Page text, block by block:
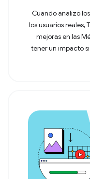
Cuando analizó
los usuarios reales,
mejoras en las
tener un impacto